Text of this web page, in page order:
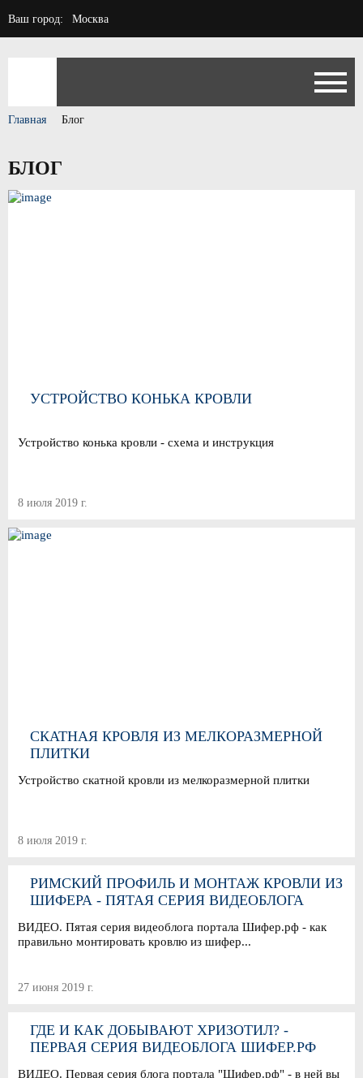
Ваш город: Москва
Главная Блог
БЛОГ
УСТРОЙСТВО КОНЬКА КРОВЛИ
Устройство конька кровли - схема и инструкция
8 июля 2019 г.
СКАТНАЯ КРОВЛЯ ИЗ МЕЛКОРАЗМЕРНОЙ
ПЛИТКИ
Устройство скатной кровли из мелкоразмерной плитки
8 июля 2019 г.
РИМСКИЙ ПРОФИЛЬ И МОНТАЖ КРОВЛИ ИЗ
ШИФЕРА - ПЯТАЯ СЕРИЯ ВИДЕОБЛОГА
ВИДЕО. Пятая серия видеоблога портала Шифер.рф - как
правильно монтировать кровлю из шифер...
27 июня 2019 г.
ГДЕ И КАК ДОБЫВАЮТ ХРИЗОТИЛ? -
ПЕРВАЯ СЕРИЯ ВИДЕОБЛОГА ШИФЕР.РФ
ВИДЕО. Первая серия блога портала "Шифер.рф" - в ней вы